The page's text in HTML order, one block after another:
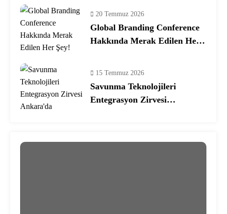
20 Temmuz 2026
Global Branding Conference
Hakkında Merak Edilen Her
15 Temmuz 2026
Savunma Teknolojileri
Entegrasyon Zirvesi